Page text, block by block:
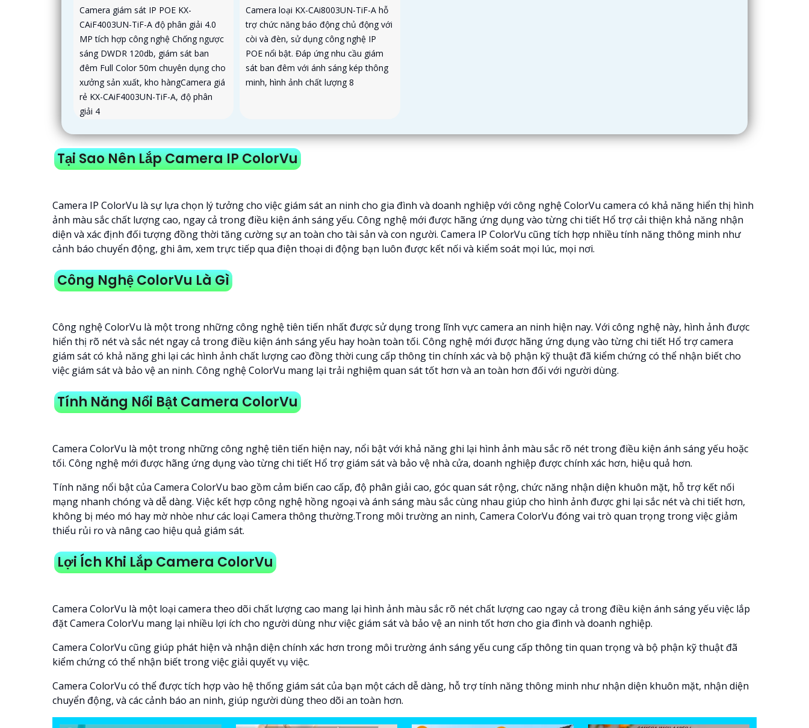
Camera giám sát IP POE KX-
CAiF4003UN-TiF-A độ phân giải 4.0
MP tích hợp công nghệ Chống ngược
sáng DWDR 120db, giám sát ban
đêm Full Color 50m chuyên dụng cho
xưởng sản xuất, kho hàngCamera giá
rẻ KX-CAiF4003UN-TiF-A, độ phân
giải 4
Camera loại KX-CAi8003UN-TiF-A hỗ
trợ chức năng báo động chủ động với
còi và đèn, sử dụng công nghệ IP
POE nổi bật. Đáp ứng nhu cầu giám
sát ban đêm với ánh sáng kép thông
minh, hình ảnh chất lượng 8
Tại Sao Nên Lắp Camera IP ColorVu
Camera IP ColorVu là sự lựa chọn lý tưởng cho việc giám sát an ninh cho gia đình và doanh nghiệp với công nghệ ColorVu camera có khả năng hiển thị hình
ảnh màu sắc chất lượng cao, ngay cả trong điều kiện ánh sáng yếu. Công nghệ mới được hãng ứng dụng vào từng chi tiết Hổ trợ cải thiện khả năng nhận
diện và xác định đối tượng đồng thời tăng cường sự an toàn cho tài sản và con người. Camera IP ColorVu cũng tích hợp nhiều tính năng thông minh như
cảnh báo chuyển động, ghi âm, xem trực tiếp qua điện thoại di động bạn luôn được kết nối và kiểm soát mọi lúc, mọi nơi.
Công Nghệ ColorVu Là Gì
Công nghệ ColorVu là một trong những công nghệ tiên tiến nhất được sử dụng trong lĩnh vực camera an ninh hiện nay. Với công nghệ này, hình ảnh được
hiển thị rõ nét và sắc nét ngay cả trong điều kiện ánh sáng yếu hay hoàn toàn tối. Công nghệ mới được hãng ứng dụng vào từng chi tiết Hổ trợ camera
giám sát có khả năng ghi lại các hình ảnh chất lượng cao đồng thời cung cấp thông tin chính xác và bộ phận kỹ thuật đã kiểm chứng có thể nhận biết cho
việc giám sát và bảo vệ an ninh. Công nghệ ColorVu mang lại trải nghiệm quan sát tốt hơn và an toàn hơn đối với người dùng.
Tính Năng Nổi Bật Camera ColorVu
Camera ColorVu là một trong những công nghệ tiên tiến hiện nay, nổi bật với khả năng ghi lại hình ảnh màu sắc rõ nét trong điều kiện ánh sáng yếu hoặc
tối. Công nghệ mới được hãng ứng dụng vào từng chi tiết Hổ trợ giám sát và bảo vệ nhà cửa, doanh nghiệp được chính xác hơn, hiệu quả hơn.
Tính năng nổi bật của Camera ColorVu bao gồm cảm biến cao cấp, độ phân giải cao, góc quan sát rộng, chức năng nhận diện khuôn mặt, hỗ trợ kết nối
mạng nhanh chóng và dễ dàng. Việc kết hợp công nghệ hồng ngoại và ánh sáng màu sắc cùng nhau giúp cho hình ảnh được ghi lại sắc nét và chi tiết hơn,
không bị méo mó hay mờ nhòe như các loại Camera thông thường.Trong môi trường an ninh, Camera ColorVu đóng vai trò quan trọng trong việc giảm
thiểu rủi ro và nâng cao hiệu quả giám sát.
Lợi Ích Khi Lắp Camera ColorVu
Camera ColorVu là một loại camera theo dõi chất lượng cao mang lại hình ảnh màu sắc rõ nét chất lượng cao ngay cả trong điều kiện ánh sáng yếu việc lắp
đặt Camera ColorVu mang lại nhiều lợi ích cho người dùng như việc giám sát và bảo vệ an ninh tốt hơn cho gia đình và doanh nghiệp.
Camera ColorVu cũng giúp phát hiện và nhận diện chính xác hơn trong môi trường ánh sáng yếu cung cấp thông tin quan trọng và bộ phận kỹ thuật đã
kiểm chứng có thể nhận biết trong việc giải quyết vụ việc.
Camera ColorVu có thể được tích hợp vào hệ thống giám sát của bạn một cách dễ dàng, hỗ trợ tính năng thông minh như nhận diện khuôn mặt, nhận diện
chuyển động, và các cảnh báo an ninh, giúp người dùng theo dõi an toàn hơn.